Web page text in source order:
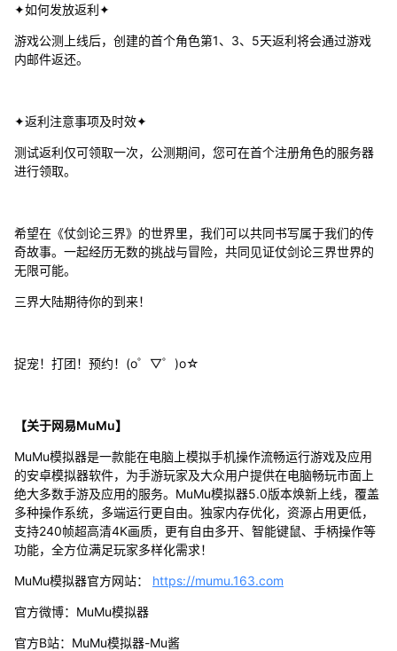
✦如何发放返利✦
游戏公测上线后，创建的首个角色第1、3、5天返利将会通过游戏
内邮件返还。
✦返利注意事项及时效✦
测试返利仅可领取一次，公测期间，您可在首个注册角色的服务器
进行领取。
希望在《仗剑论三界》的世界里，我们可以共同书写属于我们的传
奇故事。一起经历无数的挑战与冒险，共同见证仗剑论三界世界的
无限可能。
三界大陆期待你的到来！
捉宠！打团！预约！(o゜▽゜)o☆
【关于网易MuMu】
MuMu模拟器是一款能在电脑上模拟手机操作流畅运行游戏及应用
的安卓模拟器软件，为手游玩家及大众用户提供在电脑畅玩市面上
绝大多数手游及应用的服务。MuMu模拟器5.0版本焕新上线，覆盖
多种操作系统，多端运行更自由。独家内存优化，资源占用更低，
支持240帧超高清4K画质，更有自由多开、智能键鼠、手柄操作等
功能，全方位满足玩家多样化需求！
MuMu模拟器官方网站： https://mumu.163.com
官方微博：MuMu模拟器
官方B站：MuMu模拟器-Mu酱